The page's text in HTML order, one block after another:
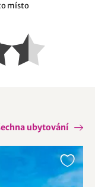
místo
ubytování